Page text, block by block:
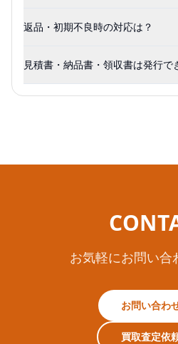
返品・初期不良時の対応は？
見積書・納品書・領収書は発行で
お気軽にお問い合
お問い合わ
買取査定依